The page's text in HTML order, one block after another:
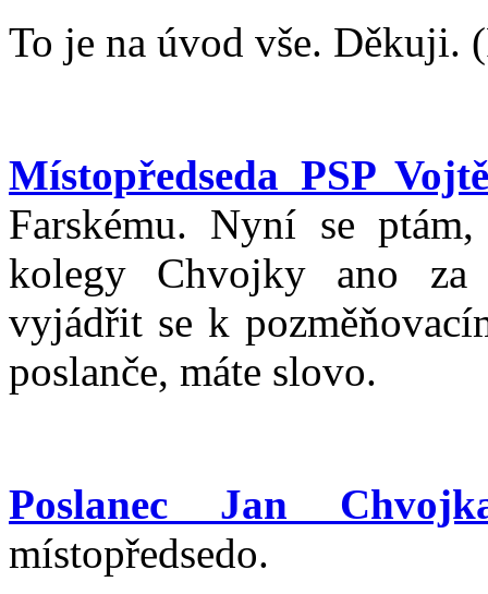
To je na úvod vše. Děkuji.
Místopředseda PSP
Farskému. Nyní se
kolegy Chvojky ano za
vyjádřit se k
poslanče, máte slovo.
Poslanec Jan
místopředsedo.